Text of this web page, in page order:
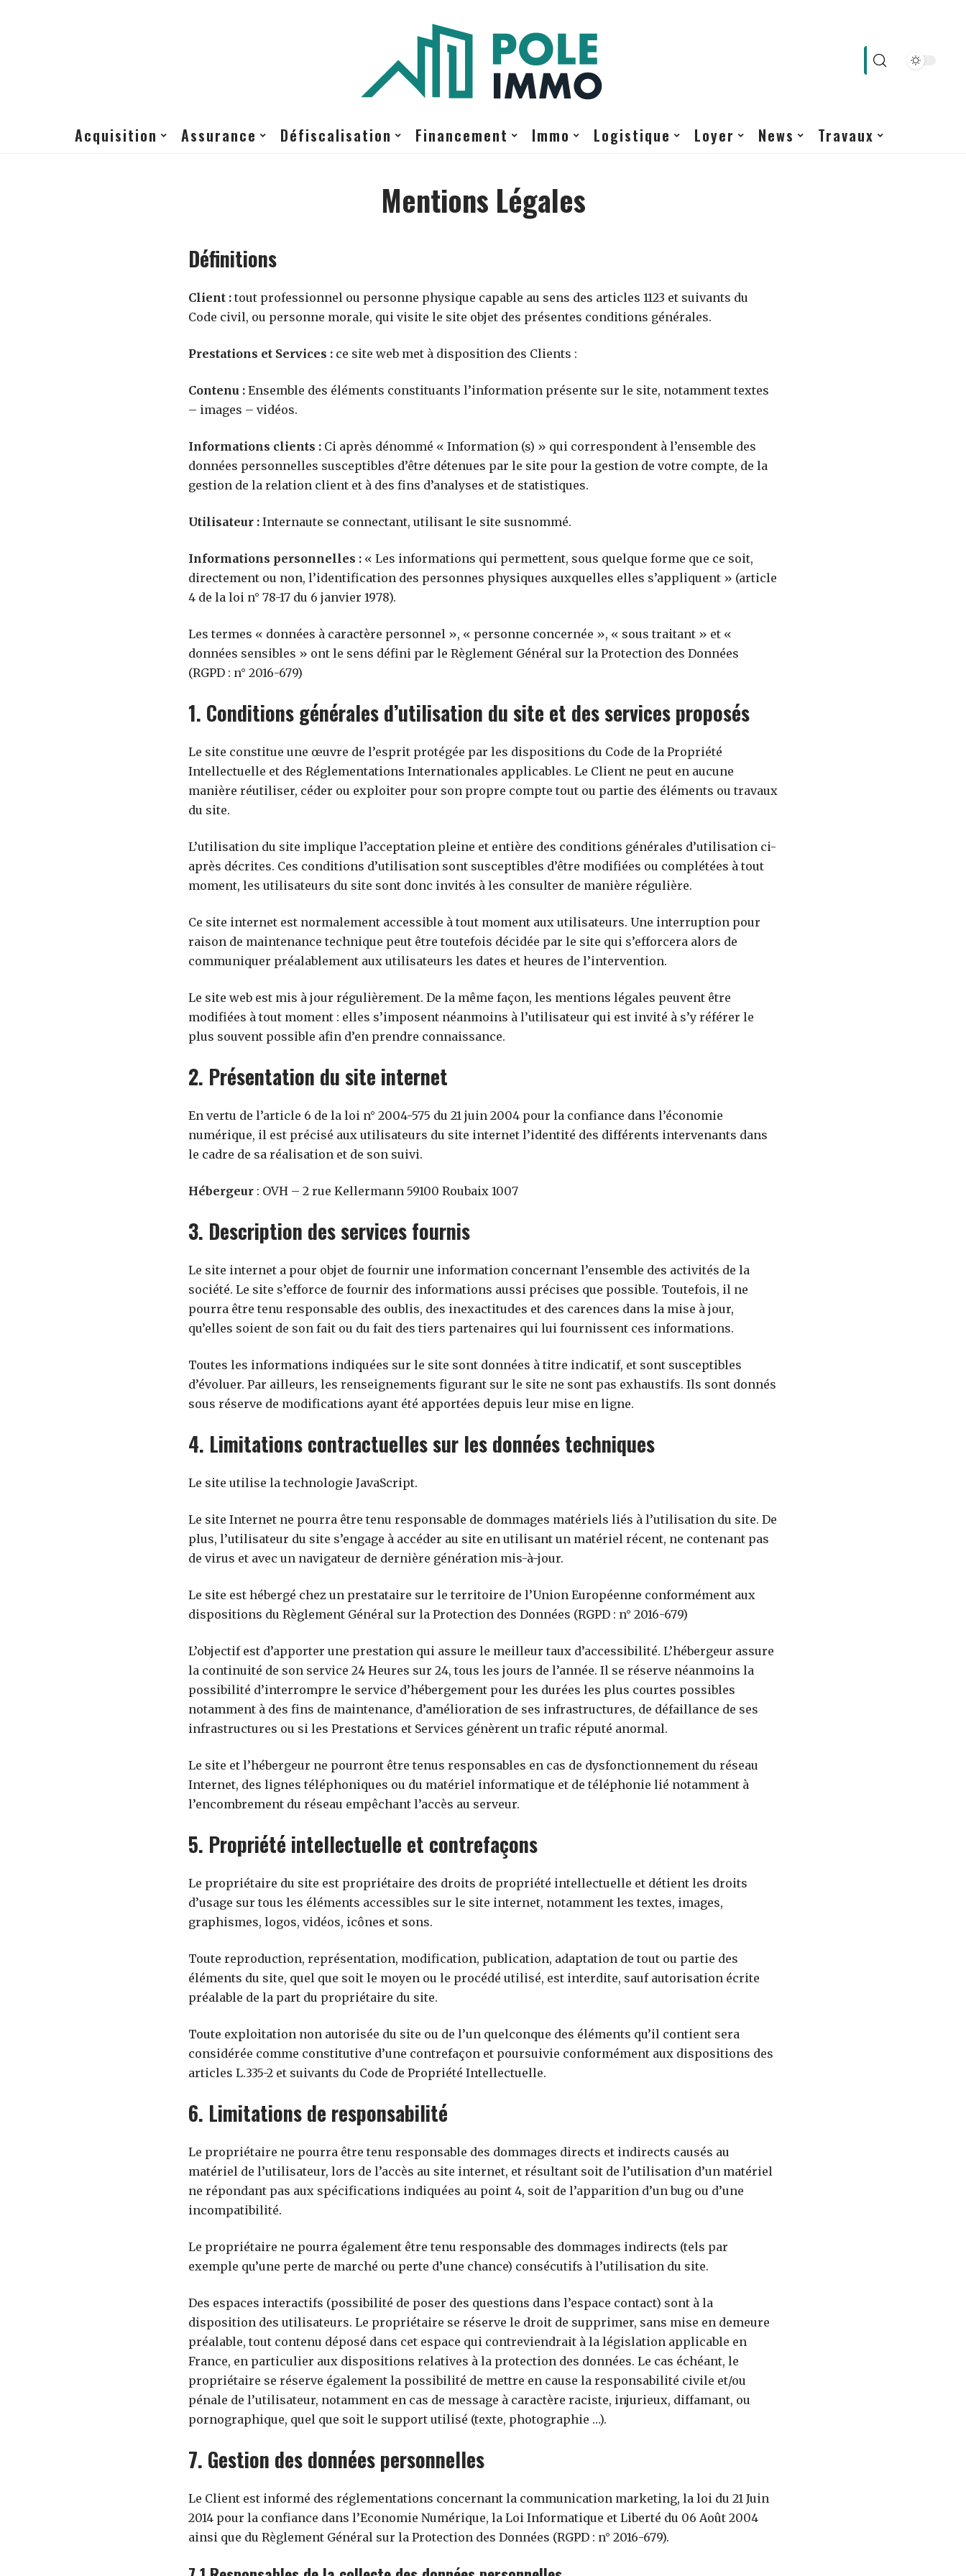
Acquisition Assurance Défiscalisation Financement Immo Logistique Loyer News Travaux
Mentions Légales
Définitions
Client : tout professionnel ou personne physique capable au sens des articles 1123 et suivants du
Code civil, ou personne morale, qui visite le site objet des présentes conditions générales.
Prestations et Services : ce site web met à disposition des Clients :
Contenu : Ensemble des éléments constituants l’information présente sur le site, notamment textes
– images – vidéos.
Informations clients : Ci après dénommé « Information (s) » qui correspondent à l’ensemble des
données personnelles susceptibles d’être détenues par le site pour la gestion de votre compte, de la
gestion de la relation client et à des fins d’analyses et de statistiques.
Utilisateur : Internaute se connectant, utilisant le site susnommé.
Informations personnelles : « Les informations qui permettent, sous quelque forme que ce soit,
directement ou non, l’identification des personnes physiques auxquelles elles s’appliquent » (article
4 de la loi n° 78-17 du 6 janvier 1978).
Les termes « données à caractère personnel », « personne concernée », « sous traitant » et «
données sensibles » ont le sens défini par le Règlement Général sur la Protection des Données
(RGPD : n° 2016-679)
1. Conditions générales d’utilisation du site et des services proposés
Le site constitue une œuvre de l’esprit protégée par les dispositions du Code de la Propriété
Intellectuelle et des Réglementations Internationales applicables. Le Client ne peut en aucune
manière réutiliser, céder ou exploiter pour son propre compte tout ou partie des éléments ou travaux
du site.
L’utilisation du site implique l’acceptation pleine et entière des conditions générales d’utilisation ci-
après décrites. Ces conditions d’utilisation sont susceptibles d’être modifiées ou complétées à tout
moment, les utilisateurs du site sont donc invités à les consulter de manière régulière.
Ce site internet est normalement accessible à tout moment aux utilisateurs. Une interruption pour
raison de maintenance technique peut être toutefois décidée par le site qui s’efforcera alors de
communiquer préalablement aux utilisateurs les dates et heures de l’intervention.
Le site web est mis à jour régulièrement. De la même façon, les mentions légales peuvent être
modifiées à tout moment : elles s’imposent néanmoins à l’utilisateur qui est invité à s’y référer le
plus souvent possible afin d’en prendre connaissance.
2. Présentation du site internet
En vertu de l’article 6 de la loi n° 2004-575 du 21 juin 2004 pour la confiance dans l’économie
numérique, il est précisé aux utilisateurs du site internet l’identité des différents intervenants dans
le cadre de sa réalisation et de son suivi.
Hébergeur : OVH – 2 rue Kellermann 59100 Roubaix 1007
3. Description des services fournis
Le site internet a pour objet de fournir une information concernant l’ensemble des activités de la
société. Le site s’efforce de fournir des informations aussi précises que possible. Toutefois, il ne
pourra être tenu responsable des oublis, des inexactitudes et des carences dans la mise à jour,
qu’elles soient de son fait ou du fait des tiers partenaires qui lui fournissent ces informations.
Toutes les informations indiquées sur le site sont données à titre indicatif, et sont susceptibles
d’évoluer. Par ailleurs, les renseignements figurant sur le site ne sont pas exhaustifs. Ils sont donnés
sous réserve de modifications ayant été apportées depuis leur mise en ligne.
4. Limitations contractuelles sur les données techniques
Le site utilise la technologie JavaScript.
Le site Internet ne pourra être tenu responsable de dommages matériels liés à l’utilisation du site. De
plus, l’utilisateur du site s’engage à accéder au site en utilisant un matériel récent, ne contenant pas
de virus et avec un navigateur de dernière génération mis-à-jour.
Le site est hébergé chez un prestataire sur le territoire de l’Union Européenne conformément aux
dispositions du Règlement Général sur la Protection des Données (RGPD : n° 2016-679)
L’objectif est d’apporter une prestation qui assure le meilleur taux d’accessibilité. L’hébergeur assure
la continuité de son service 24 Heures sur 24, tous les jours de l’année. Il se réserve néanmoins la
possibilité d’interrompre le service d’hébergement pour les durées les plus courtes possibles
notamment à des fins de maintenance, d’amélioration de ses infrastructures, de défaillance de ses
infrastructures ou si les Prestations et Services génèrent un trafic réputé anormal.
Le site et l’hébergeur ne pourront être tenus responsables en cas de dysfonctionnement du réseau
Internet, des lignes téléphoniques ou du matériel informatique et de téléphonie lié notamment à
l’encombrement du réseau empêchant l’accès au serveur.
5. Propriété intellectuelle et contrefaçons
Le propriétaire du site est propriétaire des droits de propriété intellectuelle et détient les droits
d’usage sur tous les éléments accessibles sur le site internet, notamment les textes, images,
graphismes, logos, vidéos, icônes et sons.
Toute reproduction, représentation, modification, publication, adaptation de tout ou partie des
éléments du site, quel que soit le moyen ou le procédé utilisé, est interdite, sauf autorisation écrite
préalable de la part du propriétaire du site.
Toute exploitation non autorisée du site ou de l’un quelconque des éléments qu’il contient sera
considérée comme constitutive d’une contrefaçon et poursuivie conformément aux dispositions des
articles L.335-2 et suivants du Code de Propriété Intellectuelle.
6. Limitations de responsabilité
Le propriétaire ne pourra être tenu responsable des dommages directs et indirects causés au
matériel de l’utilisateur, lors de l’accès au site internet, et résultant soit de l’utilisation d’un matériel
ne répondant pas aux spécifications indiquées au point 4, soit de l’apparition d’un bug ou d’une
incompatibilité.
Le propriétaire ne pourra également être tenu responsable des dommages indirects (tels par
exemple qu’une perte de marché ou perte d’une chance) consécutifs à l’utilisation du site.
Des espaces interactifs (possibilité de poser des questions dans l’espace contact) sont à la
disposition des utilisateurs. Le propriétaire se réserve le droit de supprimer, sans mise en demeure
préalable, tout contenu déposé dans cet espace qui contreviendrait à la législation applicable en
France, en particulier aux dispositions relatives à la protection des données. Le cas échéant, le
propriétaire se réserve également la possibilité de mettre en cause la responsabilité civile et/ou
pénale de l’utilisateur, notamment en cas de message à caractère raciste, injurieux, diffamant, ou
pornographique, quel que soit le support utilisé (texte, photographie …).
7. Gestion des données personnelles
Le Client est informé des réglementations concernant la communication marketing, la loi du 21 Juin
2014 pour la confiance dans l’Economie Numérique, la Loi Informatique et Liberté du 06 Août 2004
ainsi que du Règlement Général sur la Protection des Données (RGPD : n° 2016-679).